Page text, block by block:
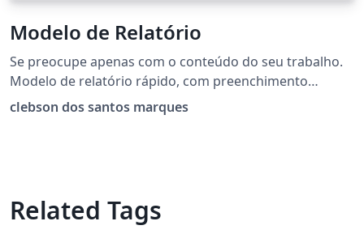
Modelo de Relatório
Se preocupe apenas com o conteúdo do seu trabalho.
Modelo de relatório rápido, com preenchimento
simples e intuitivo. Clique em "Abrir como modelo" e
clebson dos santos marques
Related Tags